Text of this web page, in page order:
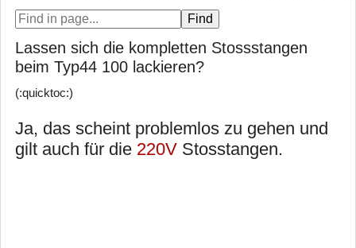
Lassen sich die kompletten Stossstangen
beim Typ44 100 lackieren?
(:quicktoc:)
Ja, das scheint problemlos zu gehen und
gilt auch für die 220V Stosstangen.